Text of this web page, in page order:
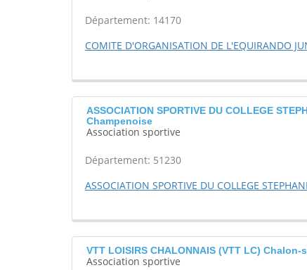
Département: 14170
COMITE D'ORGANISATION DE L'EQUIRANDO
ASSOCIATION SPORTIVE DU COLLEGE
Champenoise
Association sportive
Département: 51230
ASSOCIATION SPORTIVE DU COLLEGE
VTT LOISIRS CHALONNAIS (VTT LC) Chalon-
Association sportive